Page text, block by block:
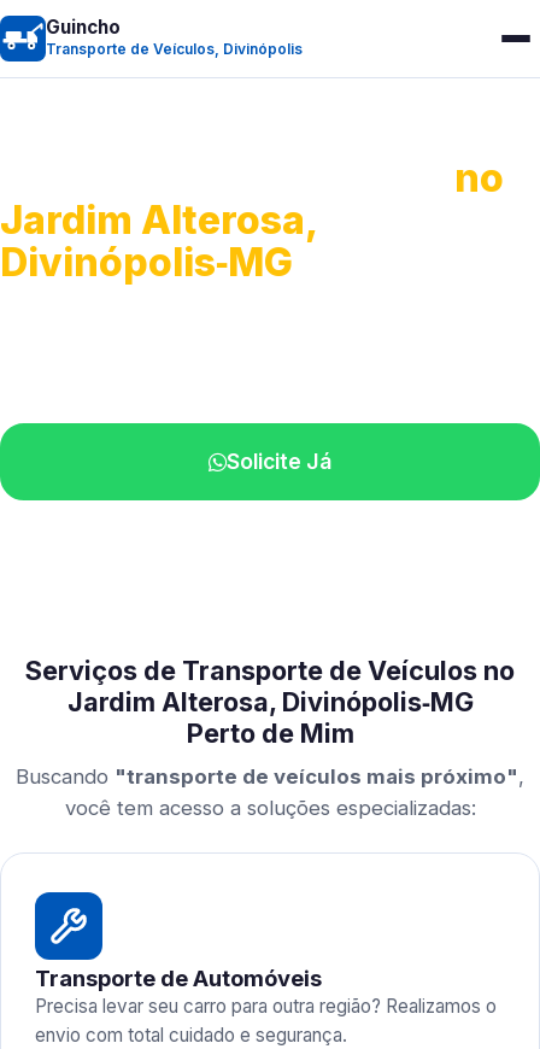
Guincho
Transporte de Veículos, Divinópolis
no
Jardim Alterosa,
Divinópolis‑MG
Solicite Já
Serviços de Transporte de Veículos no
Jardim Alterosa, Divinópolis‑MG
Perto de Mim
Buscando "transporte de veículos mais próximo",
você tem acesso a soluções especializadas:
Transporte de Automóveis
Precisa levar seu carro para outra região? Realizamos o
envio com total cuidado e segurança.